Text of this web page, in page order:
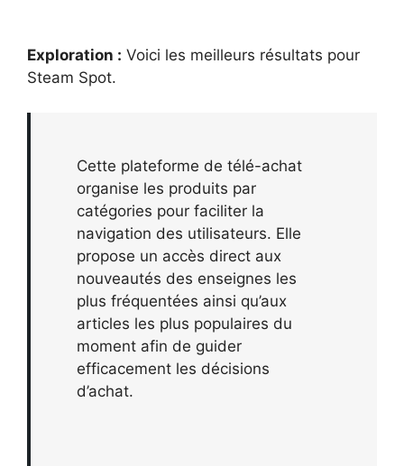
Exploration : Voici les meilleurs résultats pour
Steam Spot.
Cette plateforme de télé-achat
organise les produits par
catégories pour faciliter la
navigation des utilisateurs. Elle
propose un accès direct aux
nouveautés des enseignes les
plus fréquentées ainsi qu’aux
articles les plus populaires du
moment afin de guider
efficacement les décisions
d’achat.